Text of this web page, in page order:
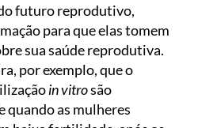
futuro reprodutivo,
para que elas tomem
sua saúde reprodutiva.
por exemplo, que o
in vitrosão
quando as mulheres